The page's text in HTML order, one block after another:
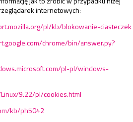
internetowych:
pl/kb/blokowanie-ciasteczek
chrome/bin/answer.py?
pl-pl/windows-
9.22/pl/cookies.html
kb/ph5042